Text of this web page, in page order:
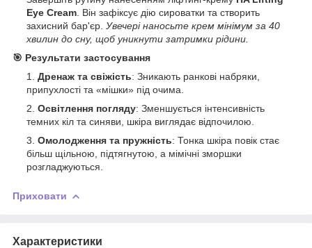
Eye Cream . Він зафіксує дію сироватки та створить
захисний бар'єр. Увечері наносьте крем мінімум за 40
хвилин до сну, щоб уникнути затримки рідини.
🎯 Результати застосування
Дренаж та свіжість: Зникають ранкові набряки,
припухлості та «мішки» під очима.
Освітлення погляду: Зменшується інтенсивність
темних кіл та синяви, шкіра виглядає відпочилою.
Омолодження та пружність: Тонка шкіра повік стає
більш щільною, підтягнутою, а мімічні зморшки
розгладжуються.
Приховати
Характеристики